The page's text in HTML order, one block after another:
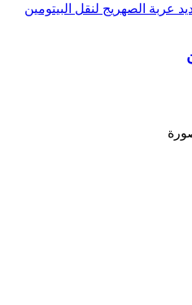
عربة الصهريج لنقل البيتومين